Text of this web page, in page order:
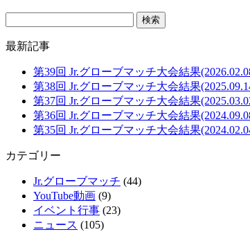
最新記事
第39回 Jr.グローブマッチ大会結果
第38回 Jr.グローブマッチ大会結果
第37回 Jr.グローブマッチ大会結果
第36回 Jr.グローブマッチ大会結果
第35回 Jr.グローブマッチ大会結果
カテゴリー
Jr.グローブマッチ (44)
YouTube動画 (9)
イベント行事 (23)
ニュース (105)